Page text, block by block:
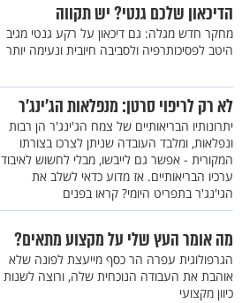
הדיכאון שלכם גנטי? יש תקווה
מחקר חדש מגלה: גם דיכאון על רקע גנטי מגיב
היטב לפסיכותרפיה ולסביבה חיובית ונעימה יותר
לא רק לריפוי סרטן: מנפלאות הג'ינג'ר
יתרונותיו הבריאותיים של צמח הג'ינג'ר הן רבות
ונפלאות, ומלבד העובדה שניתן לצרכו בצורתו
המקורית - אפשר גם לייבשו, מבלי לחשוש לאיבוד
ערכיו הבריאותיים. אז מדוע כדאי לשלב את
הגי'נג'ר בתפריט היומי? קראו בפנים
מה אומר העץ שלי על מקצוע מתאים?
הגרפולוגית עפרה הר כסף מייעצת לפונה שלא
אוהבת את העבודה הנוכחית שלה, ורוצה לשנות
כיוון מקצועי